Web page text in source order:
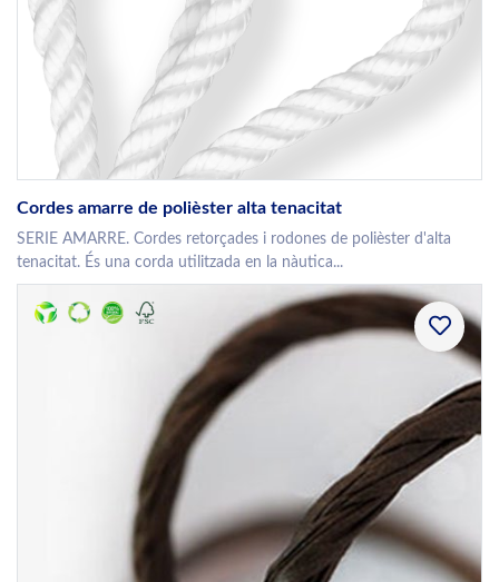
Cordes amarre de polièster alta tenacitat
SERIE AMARRE. Cordes retorçades i rodones de polièster d'alta
tenacitat. És una corda utilitzada en la nàutica...